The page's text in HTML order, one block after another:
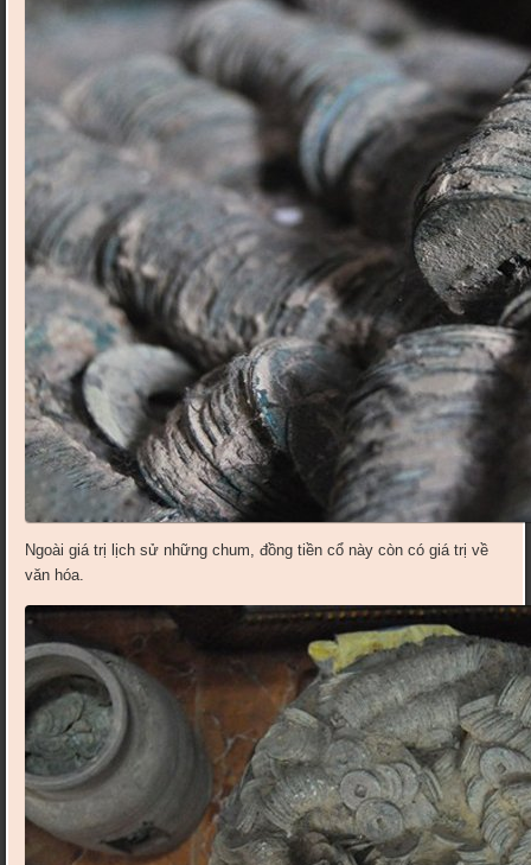
Ngoài giá trị lịch sử những chum, đồng tiền cổ này còn có giá trị về
văn hóa.